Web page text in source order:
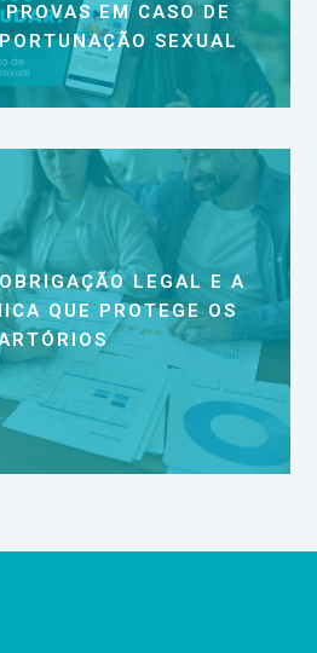
EM CASO DE
SEXUAL
LEGAL E A
QUE PROTEGE OS